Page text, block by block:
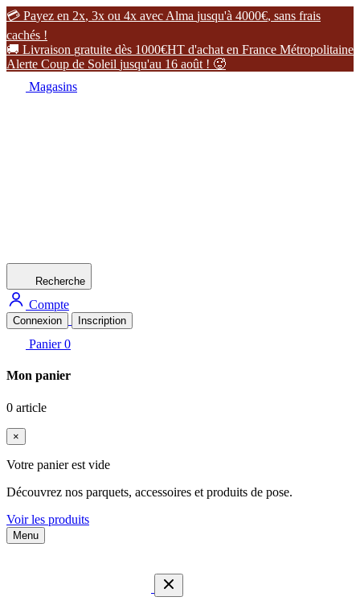
 Payez en 2x, 3x ou 4x avec Alma jusqu'à 4000€, sans frais
cachés !
 Livraison gratuite dès 1000€HT d'achat en France Métropolitaine
Alerte Coup de Soleil jusqu'au 16 août ! 
Magasins
Recherche
Compte
Connexion Inscription
Panier 0
Mon panier
0 article
×
Votre panier est vide
Découvrez nos parquets, accessoires et produits de pose.
Voir les produits
Menu